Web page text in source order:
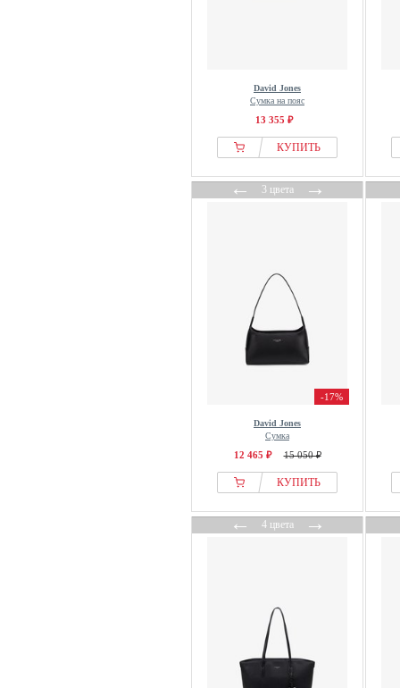
David Jones
Сумка на пояс
13 355 ₽
КУПИТЬ
←3 цвета→
-17%
David Jones
Сумка
12 465 ₽ 15 050 ₽
КУПИТЬ
←4 цвета→